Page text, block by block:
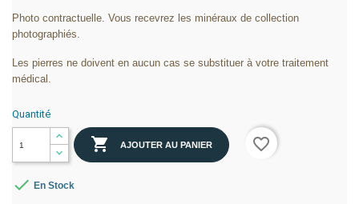
Photo contractuelle. Vous recevrez les minéraux de collection
photographiés.
Les pierres ne doivent en aucun cas se substituer à votre traitement
médical.
Quantité
 AJOUTER AU PANIER favorite_border
 En Stock